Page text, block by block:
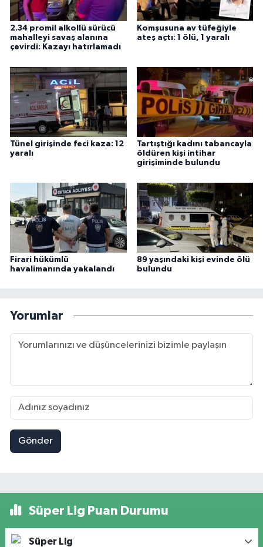
2.34 promil alkollü sürücü
mahalleyi savaş alanına
çevirdi: Kazayı hatırlamadı
Komşusuna av tüfeğiyle
ateş açtı: 1 ölü, 1 yaralı
Tünel girişinde feci kaza: 12
yaralı
Tartıştığı kadını tabancayla
öldüren kişi intihar
girişiminde bulundu
Firari hükümlü
havalimanında yakalandı
89 yaşındaki kişi evinde ölü
bulundu
Yorumlar
Gönder
Süper Lig Puan Durumu
Süper Lig